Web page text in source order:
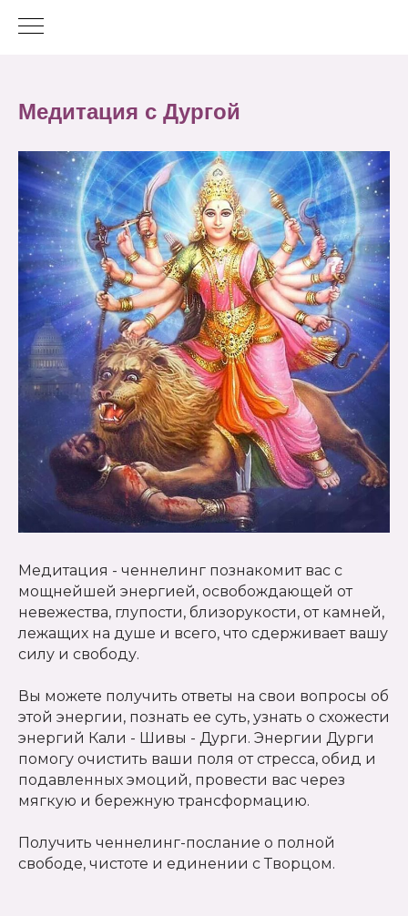
Медитация с Дургой
Медитация - ченнелинг познакомит вас с
мощнейшей энергией, освобождающей от
невежества, глупости, близорукости, от камней,
лежащих на душе и всего, что сдерживает вашу
силу и свободу.
Вы можете получить ответы на свои вопросы об
этой энергии, познать ее суть, узнать о схожести
энергий Кали - Шивы - Дурги. Энергии Дурги
помогу очистить ваши поля от стресса, обид и
подавленных эмоций, провести вас через
мягкую и бережную трансформацию.
Получить ченнелинг-послание о полной
свободе, чистоте и единении с Творцом.